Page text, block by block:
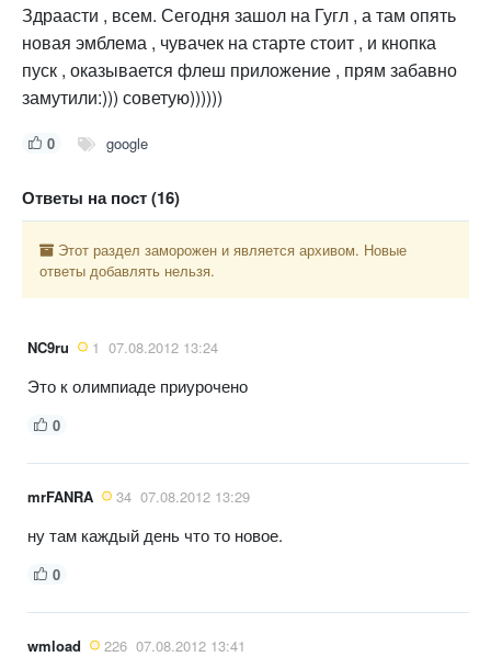
Здраасти , всем. Сегодня зашол на Гугл , а там опять
новая эмблема , чувачек на старте стоит , и кнопка
пуск , оказывается флеш приложение , прям забавно
замутили:))) советую))))))
0 google
Ответы на пост (16)
Этот раздел заморожен и является архивом. Новые
ответы добавлять нельзя.
NC9ru 1 07.08.2012 13:24
Это к олимпиаде приурочено
0
mrFANRA 34 07.08.2012 13:29
ну там каждый день что то новое.
0
wmload 226 07.08.2012 13:41